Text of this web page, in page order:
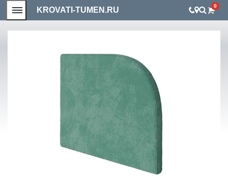
KROVATI-TUMEN.RU 0